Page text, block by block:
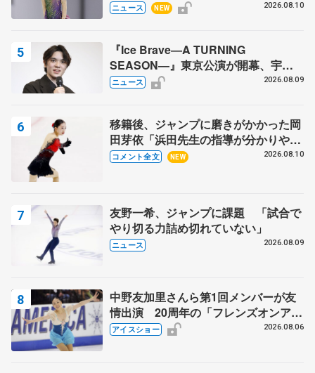
ニュース NEW 2026.08.10
『Ice Brave―A TURNING
SEASON―』東京公演が開幕、宇野
昌磨の『Ice Brave』にかける思いを
ニュース 2026.08.09
移籍後、ジャンプに磨きがかかった岡
田芽依「浜田先生の指導が分かりやす
く、しっくりくる」 苦戦中のオンラ
コメント全文 NEW 2026.08.10
友野一希、ジャンプに課題 「試合で
やり切る力詰め切れていない」
ニュース 2026.08.09
中野友加里さんら第1回メンバーが友
情出演 20周年の「フレンズオンアイ
ス」 宮本賢二さん、有川梨絵さん、
アイスショー 2026.08.06